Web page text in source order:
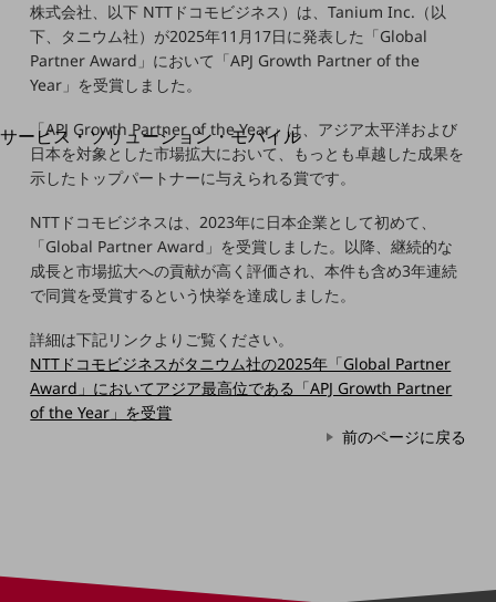
LGPF(Local Government Platform)
別ウィンドウで開きます
サービス・ソリューション・モバイル
サービス・ソリューションTOP
サービス・ソリューションをご紹介
カテゴリーで探す
カテゴリーで探すTOP
ネットワーク・モバイル
クラウド・データセンター
電話・映像コミュニケーション
セキュリティ
データ利活用
株式会社、以下 NTTドコモビジネス）は、Tanium Inc.（以
下、タニウム社）が2025年11月17日に発表した「Global
Partner Award」において「APJ Growth Partner of the
Year」を受賞しました。
「APJ Growth Partner of the Year」は、アジア太平洋および
日本を対象とした市場拡大において、もっとも卓越した成果を
示したトップパートナーに与えられる賞です。
NTTドコモビジネスは、2023年に日本企業として初めて、
「Global Partner Award」を受賞しました。以降、継続的な
成長と市場拡大への貢献が高く評価され、本件も含め3年連続
で同賞を受賞するという快挙を達成しました。
詳細は下記リンクよりご覧ください。
NTTドコモビジネスがタニウム社の2025年「Global Partner
Award」においてアジア最高位である「APJ Growth Partner
of the Year」を受賞
前のページに戻る